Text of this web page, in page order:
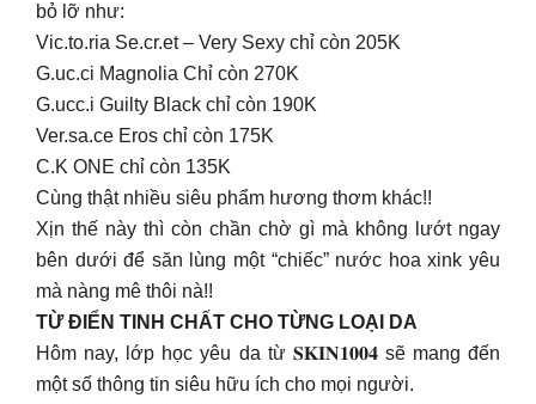
bỏ lỡ như:
Vic.to.ria Se.cr.et – Very Sexy chỉ còn 205K
G.uc.ci Magnolia Chỉ còn 270K
G.ucc.i Guilty Black chỉ còn 190K
Ver.sa.ce Eros chỉ còn 175K
C.K ONE chỉ còn 135K
Cùng thật nhiều siêu phẩm hương thơm khác!!
Xịn thế này thì còn chần chờ gì mà không lướt ngay
bên dưới để săn lùng một “chiếc” nước hoa xink yêu
mà nàng mê thôi nà!!
TỪ ĐIỂN TINH CHẤT CHO TỪNG LOẠI DA
Hôm nay, lớp học yêu da từ 𝐒𝐊𝐈𝐍𝟏𝟎𝟎𝟒 sẽ mang đến
một số thông tin siêu hữu ích cho mọi người.